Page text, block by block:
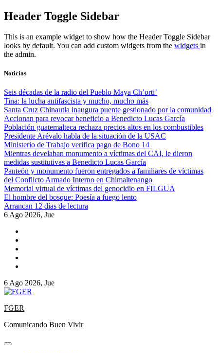
Skip
to
Header Toggle Sidebar
This is an example widget to show how the Header Toggle Sidebar
looks by default. You can add custom widgets from the widgets in
the admin.
Noticias
Seis décadas de la radio del Pueblo Maya Ch’orti’
Tina: la lucha antifascista y mucho, mucho más
Santa Cruz Chinautla inaugura puente gestionado por la comunidad
Accionan para revocar beneficio a Benedicto Lucas García
Población guatemalteca rechaza precios altos en los combustibles
Presidente Arévalo habla de la situación de la USAC
Ministerio de Trabajo verifica pago de Bono 14
Mientras develaban monumento a víctimas del CAI, le dieron
medidas sustitutivas a Benedicto Lucas García
Panteón y monumento fueron entregados a familiares de víctimas
del Conflicto Armado Interno en Chimaltenango
Memorial virtual de víctimas del genocidio en FILGUA
El hombre del bosque: Poesía a fuego lento
Arrancan 12 días de lectura
6 Ago 2026, Jue
6 Ago 2026, Jue
FGER
Comunicando Buen Vivir